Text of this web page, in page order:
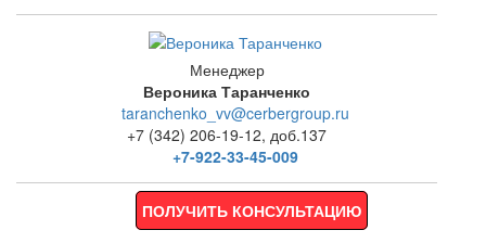
Менеджер
Вероника Таранченко
taranchenko_vv@cerbergroup.ru
+7 (342) 206-19-12, доб.137
+7-922-33-45-009
ПОЛУЧИТЬ КОНСУЛЬТАЦИЮ